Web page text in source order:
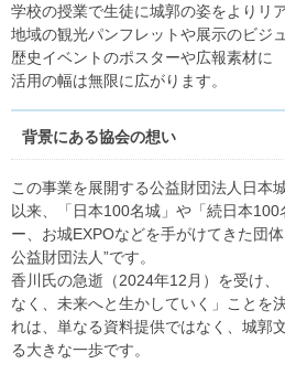
学校の授業で生徒に城郭の姿をよりリ
地域の観光パンフレットや展示のビジ
歴史イベントのポスターや広報素材に
活用の幅は無限に広がります。
背景にある協会の想い
この事業を展開する公益財団法人日本
以来、「日本100名城」や「続日本
ー、お城EXPOなどを手がけてきた団
公益財団法人”です。
香川氏の急逝（2024年12月）を受け
なく、未来へと生かしていく」ことを
れは、単なる資料提供ではなく、城郭
る大きな一歩です。